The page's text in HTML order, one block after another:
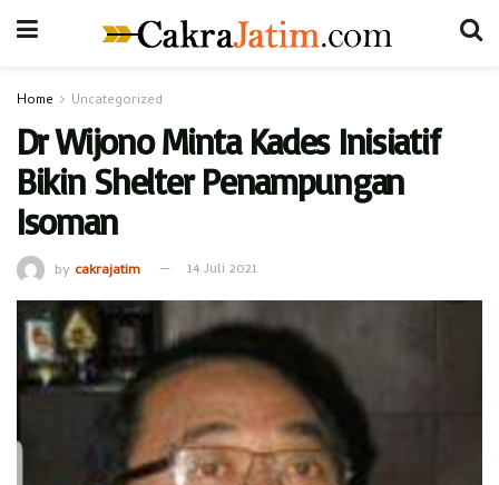
Home Uncategorized
Dr Wijono Minta Kades Inisiatif
Bikin Shelter Penampungan
Isoman
by cakrajatim 14 Juli 2021